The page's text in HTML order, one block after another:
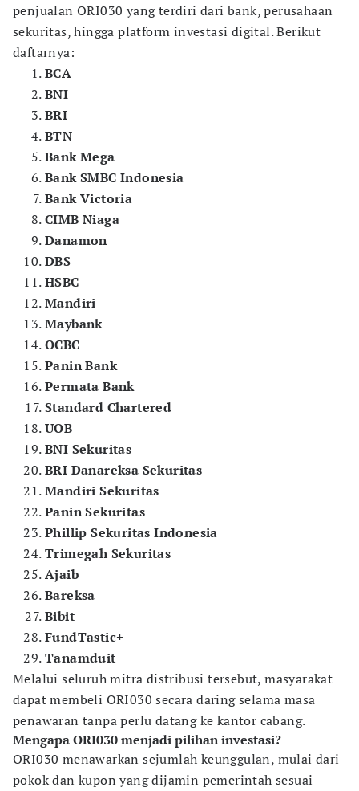
penjualan ORI030 yang terdiri dari bank, perusahaan
sekuritas, hingga platform investasi digital. Berikut
daftarnya:
BCA
BNI
BRI
BTN
Bank Mega
Bank SMBC Indonesia
Bank Victoria
CIMB Niaga
Danamon
DBS
HSBC
Mandiri
Maybank
OCBC
Panin Bank
Permata Bank
Standard Chartered
UOB
BNI Sekuritas
BRI Danareksa Sekuritas
Mandiri Sekuritas
Panin Sekuritas
Phillip Sekuritas Indonesia
Trimegah Sekuritas
Ajaib
Bareksa
Bibit
FundTastic+
Tanamduit
Melalui seluruh mitra distribusi tersebut, masyarakat
dapat membeli ORI030 secara daring selama masa
penawaran tanpa perlu datang ke kantor cabang.
Mengapa ORI030 menjadi pilihan investasi?
ORI030 menawarkan sejumlah keunggulan, mulai dari
pokok dan kupon yang dijamin pemerintah sesuai